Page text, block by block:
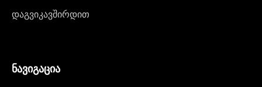
დაგვიკავშირდით
ნავიგაცია